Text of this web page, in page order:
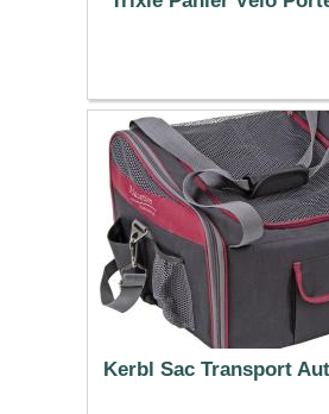
56.99 €
Kerbl Sac Transport